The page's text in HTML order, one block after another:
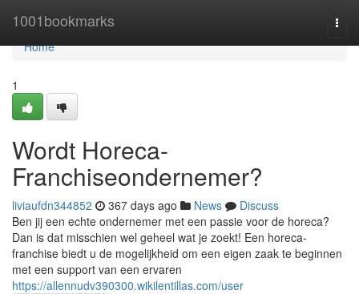
1001bookmarks
Home
Home
1
Wordt Horeca-
Franchiseondernemer?
liviaufdn344852 367 days ago News
Discuss
Ben jij een echte ondernemer met een passie voor de horeca?
Dan is dat misschien wel geheel wat je zoekt! Een horeca-
franchise biedt u de mogelijkheid om een eigen zaak te beginnen
met een support van een ervaren
https://allennudv390300.wikilentillas.com/user